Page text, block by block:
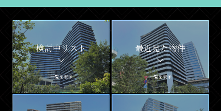
検討中リスト
一覧を表示
最近見た物件
一覧を表示